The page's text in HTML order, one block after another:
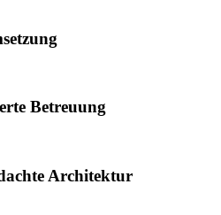
Betreuung
Architektur